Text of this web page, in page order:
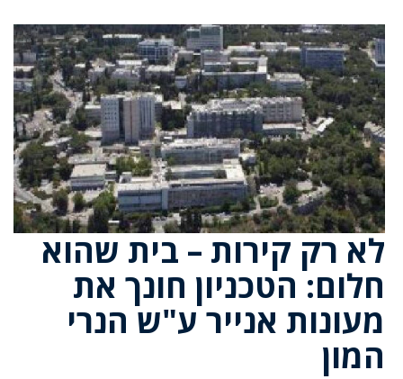
לא רק קירות – בית שהוא
חלום: הטכניון חונך את
מעונות אנייר ע"ש הנרי
המון